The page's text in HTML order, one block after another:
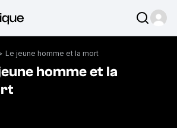
Le jeune homme et la mort
homme et la